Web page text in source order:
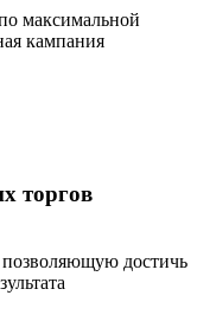
максимальной
кампания
торгов
достичь